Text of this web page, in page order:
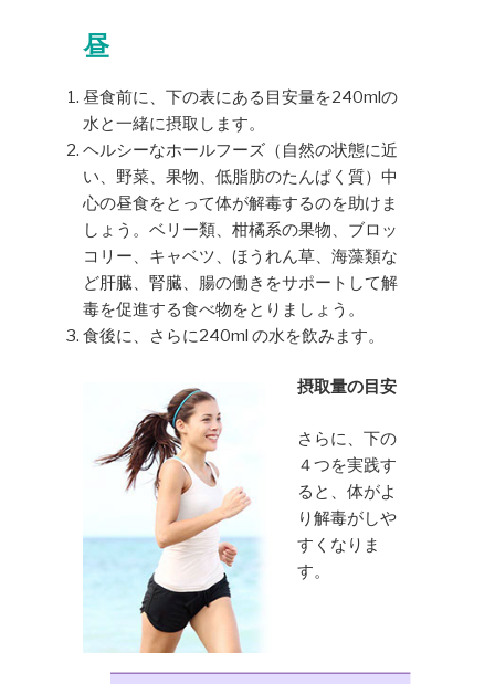
昼
昼食前に、下の表にある目安量を240mlの
水と一緒に摂取します。
ヘルシーなホールフーズ（自然の状態に近
い、野菜、果物、低脂肪のたんぱく質）中
心の昼食をとって体が解毒するのを助けま
しょう。ベリー類、柑橘系の果物、ブロッ
コリー、キャベツ、ほうれん草、海藻類な
ど肝臓、腎臓、腸の働きをサポートして解
毒を促進する食べ物をとりましょう。
食後に、さらに240ml の水を飲みます。
摂取量の目安
さらに、下の
４つを実践す
ると、体がよ
り解毒がしや
すくなりま
す。